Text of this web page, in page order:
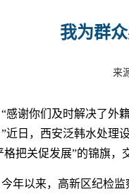
我为群
来
“感谢你们及时解决了外
近日，西安泛韩水处理
格把关促发展”的锦旗，
今年以来，高新区纪检监